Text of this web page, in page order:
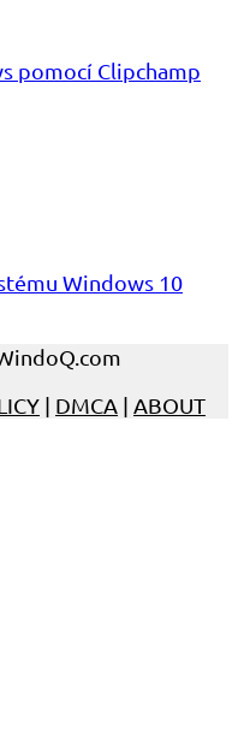
pomocí Clipchamp
Windows 10
| DMCA | ABOUT